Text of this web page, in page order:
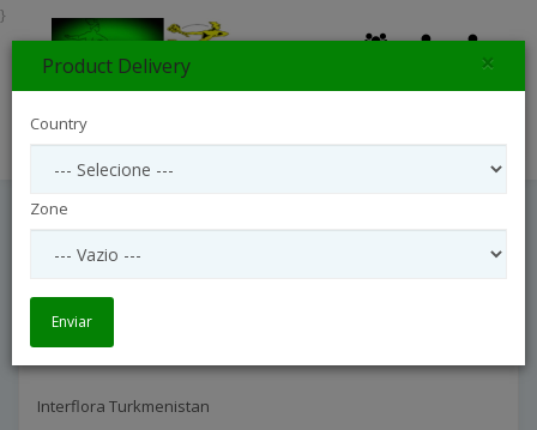
Interflora Turkmenistan
Interflora Turkmenistan
}
Product Delivery ×
Country
Zone
Enviar